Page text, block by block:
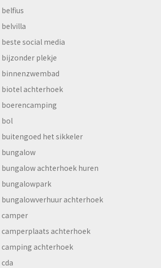
belfius
belvilla
beste social media
bijzonder plekje
binnenzwembad
biotel achterhoek
boerencamping
bol
buitengoed het sikkeler
bungalow
bungalow achterhoek huren
bungalowpark
bungalowverhuur achterhoek
camper
camperplaats achterhoek
camping achterhoek
cda